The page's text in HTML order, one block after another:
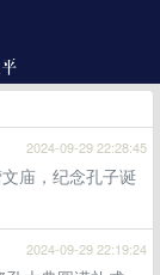
2024-09-29 22:28:45
庙，纪念孔子诞
2024-09-29 22:19:24